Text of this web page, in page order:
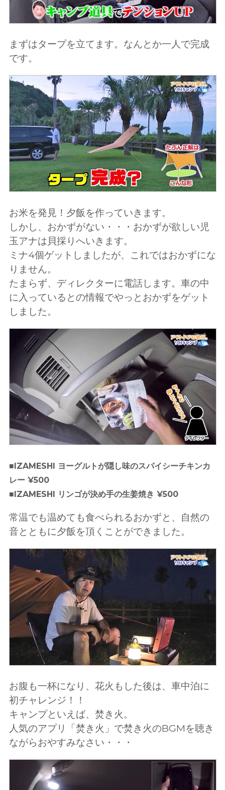
まずはタープを立てます。なんとか一人で完成
です。
お米を発見！夕飯を作っていきます。
しかし、おかずがない・・・おかずが欲しい児
玉アナは貝採りへいきます。
ミナ4個ゲットしましたが、これではおかずにな
りません。
たまらず、ディレクターに電話します。車の中
に入っているとの情報でやっとおかずをゲット
しました。
■IZAMESHI ヨーグルトが隠し味のスパイシーチキンカ
レー ¥500
■IZAMESHI リンゴが決め手の生姜焼き ¥500
常温でも温めても食べられるおかずと、自然の
音とともに夕飯を頂くことができました。
お腹も一杯になり、花火もした後は、車中泊に
初チャレンジ！！
キャンプといえば、焚き火。
人気のアプリ「焚き火」で焚き火のBGMを聴き
ながらおやすみなさい・・・